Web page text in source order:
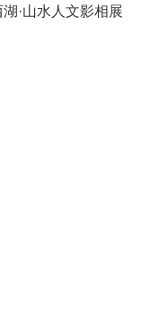
·山水人文影相展